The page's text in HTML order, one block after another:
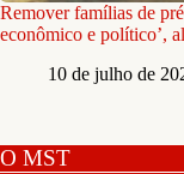
Remover famílias de
econômico e político’,
10 de julho de
O MST